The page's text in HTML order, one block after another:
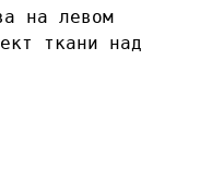
на левом
ткани над